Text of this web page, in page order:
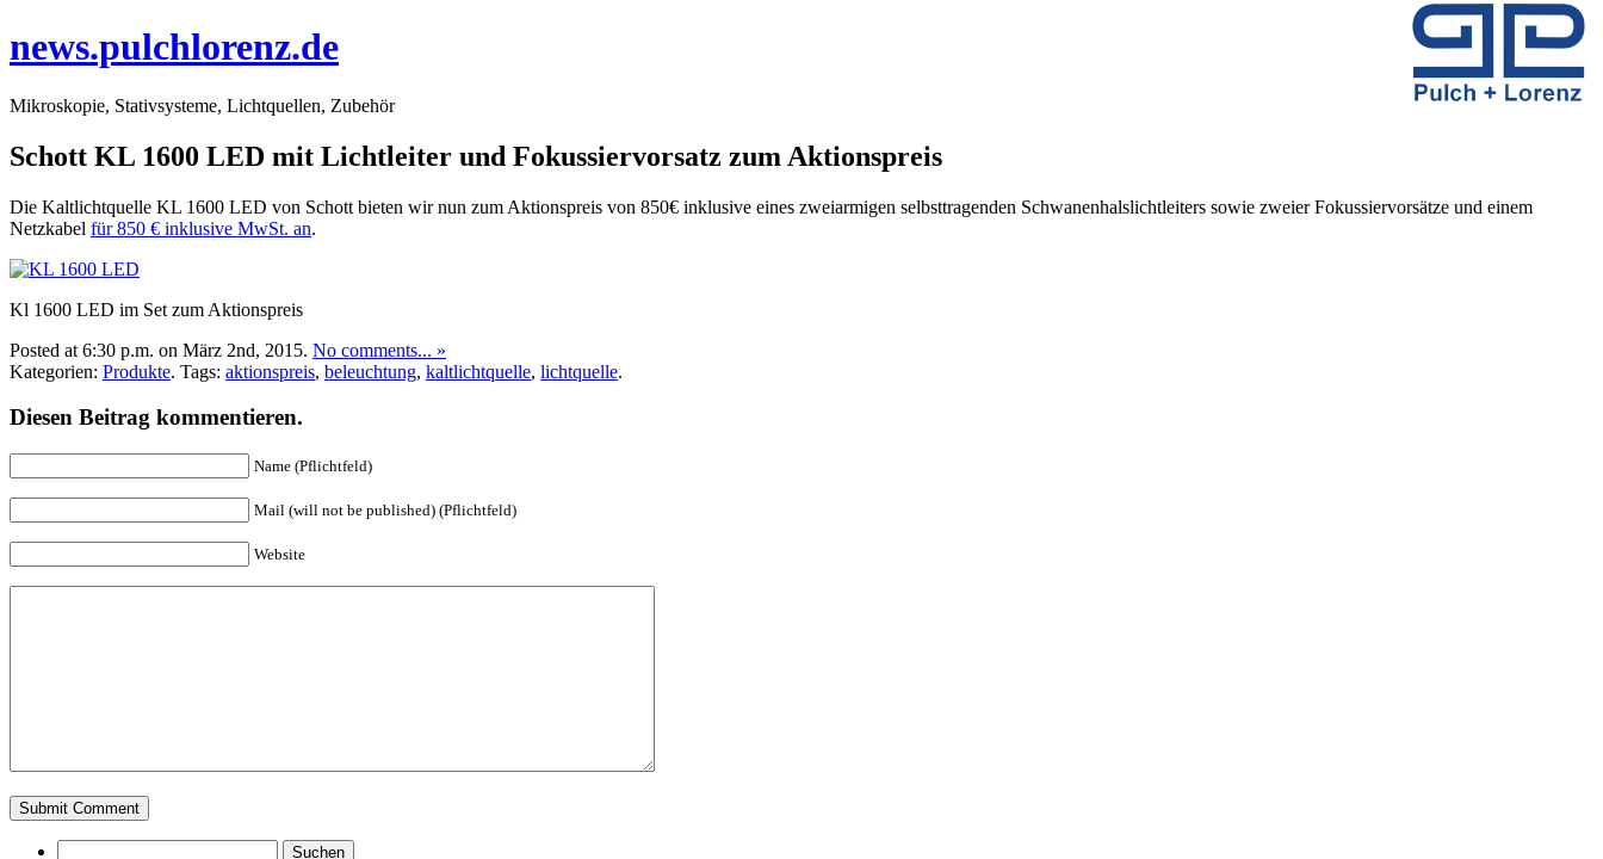
news.pulchlorenz.de
Mikroskopie, Stativsysteme, Lichtquellen, Zubehör
Schott KL 1600 LED mit Lichtleiter und Fokussiervorsatz zum Aktionspreis
Die Kaltlichtquelle KL 1600 LED von Schott bieten wir nun zum Aktionspreis von 850€ inklusive eines zweiarmigen selbsttragenden Schwanenhalslichtleiters sowie zweier Fokussiervorsätze und einem
Netzkabel für 850 € inklusive MwSt. an.
Kl 1600 LED im Set zum Aktionspreis
Posted at 6:30 p.m. on März 2nd, 2015. No comments... »
Kategorien: Produkte. Tags: aktionspreis, beleuchtung, kaltlichtquelle, lichtquelle.
Diesen Beitrag kommentieren.
Name (Pflichtfeld)
Mail (will not be published) (Pflichtfeld)
Website